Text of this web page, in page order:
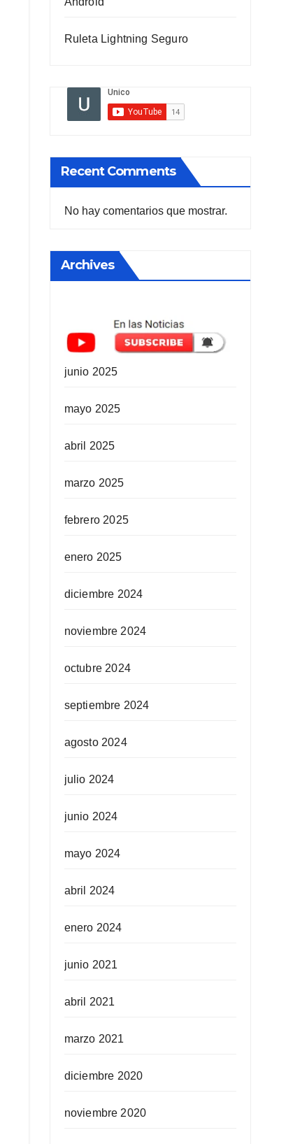
Ruleta Lightning Seguro
Recent Comments
No hay comentarios que mostrar.
Archives
junio 2025
mayo 2025
abril 2025
marzo 2025
febrero 2025
enero 2025
diciembre 2024
noviembre 2024
octubre 2024
septiembre 2024
agosto 2024
julio 2024
junio 2024
mayo 2024
abril 2024
enero 2024
junio 2021
abril 2021
marzo 2021
diciembre 2020
noviembre 2020